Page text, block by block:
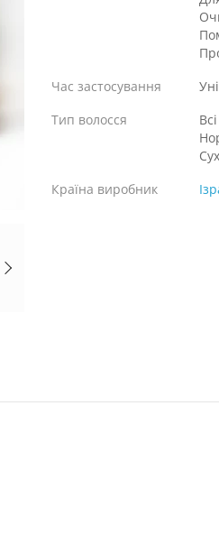
Час застосування
Тип волосся
Країна виробник